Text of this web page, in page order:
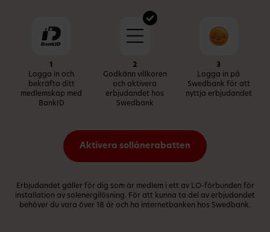
1
Logga in och
bekräfta ditt
medlemskap med
BankID
2
Godkänn villkoren
och aktivera
erbjudandet hos
Swedbank
3
Logga in på
Swedbank för att
nyttja erbjudandet
Aktivera sollånerabatten
Erbjudandet gäller för dig som är medlem i ett av LO-förbunden för
installation av solenergilösning. För att kunna ta del av erbjudandet
behöver du vara över 18 år och ha internetbanken hos Swedbank.